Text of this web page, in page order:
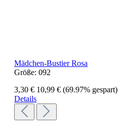
Mädchen-Bustier Rosa
Größe: 092
3,30 € 10,99 € (69.97% gespart)
Details